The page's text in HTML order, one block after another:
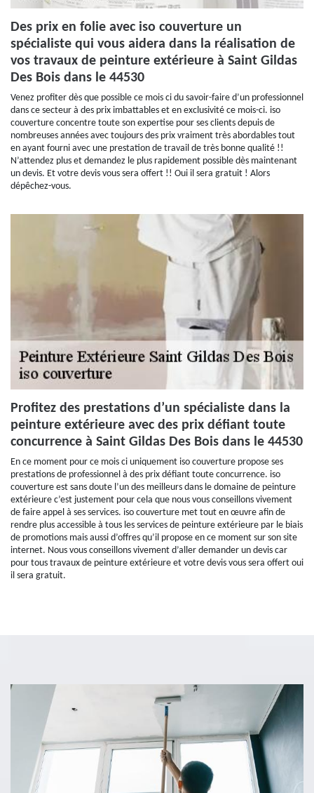
Des prix en folie avec iso couverture un
spécialiste qui vous aidera dans la réalisation de
vos travaux de peinture extérieure à Saint Gildas
Des Bois dans le 44530
Venez profiter dès que possible ce mois ci du savoir-faire d’un professionnel
dans ce secteur à des prix imbattables et en exclusivité ce mois-ci. iso
couverture concentre toute son expertise pour ses clients depuis de
nombreuses années avec toujours des prix vraiment très abordables tout
en ayant fourni avec une prestation de travail de très bonne qualité !!
N’attendez plus et demandez le plus rapidement possible dès maintenant
un devis. Et votre devis vous sera offert !! Oui il sera gratuit ! Alors
dépêchez-vous.
Profitez des prestations d’un spécialiste dans la
peinture extérieure avec des prix défiant toute
concurrence à Saint Gildas Des Bois dans le 44530
En ce moment pour ce mois ci uniquement iso couverture propose ses
prestations de professionnel à des prix défiant toute concurrence. iso
couverture est sans doute l’un des meilleurs dans le domaine de peinture
extérieure c’est justement pour cela que nous vous conseillons vivement
de faire appel à ses services. iso couverture met tout en œuvre afin de
rendre plus accessible à tous les services de peinture extérieure par le biais
de promotions mais aussi d’offres qu’il propose en ce moment sur son site
internet. Nous vous conseillons vivement d’aller demander un devis car
pour tous travaux de peinture extérieure et votre devis vous sera offert oui
il sera gratuit.